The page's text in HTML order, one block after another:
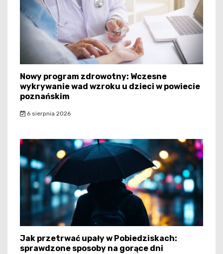
Nowy program zdrowotny: Wczesne
wykrywanie wad wzroku u dzieci w powiecie
poznańskim
6 sierpnia 2026
Jak przetrwać upały w Pobiedziskach:
sprawdzone sposoby na gorące dni